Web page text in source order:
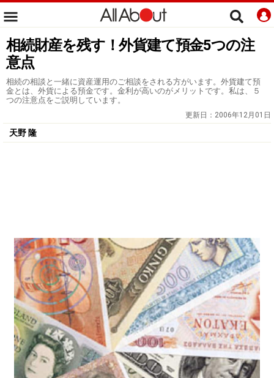
相続財産を残す！外貨建て預金5つの注
意点
相続の相談と一緒に資産運用のご相談をされる方がいます。外貨建て預
金とは、外貨による預金です。金利が高いのがメリットです。私は、５
つの注意点をご説明しています。
更新日： 2006年12月01日
天野 隆